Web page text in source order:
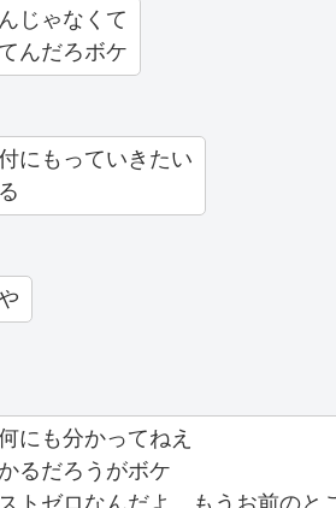
じゃなくて
んだろボケ
にもっていきたい
にも分かってねえ
るだろうがボケ